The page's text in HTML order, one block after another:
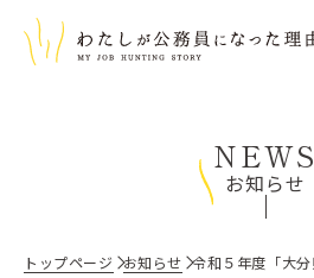
NEWS
お知らせ
トップページ お知らせ